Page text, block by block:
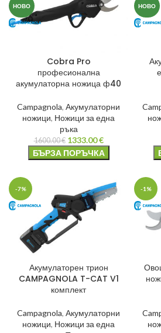
НОВО
Cobra Pro
професионална
акумулаторна ножица ф40
Campagnola, Акумулаторни
ножици, Ножици за една
ръка
1600.00€ 1333.00€
БЪРЗА ПОРЪЧКА
НОВО
-7%
Акумулаторен трион
CAMPAGNOLA T-CAT V1
комплект
Campagnola, Акумулаторни
ножици, Ножици за една
-1%